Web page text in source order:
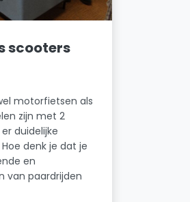
scooters
motorfietsen als
zijn met 2
duidelijke
denk je dat je
en
van paardrijden